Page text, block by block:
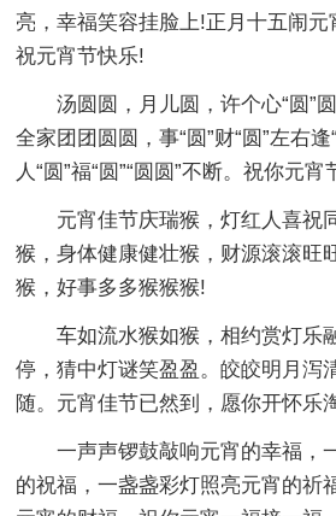
亮，幸福笑容挂脸上!正月十五闹
祝元宵节快乐!
汤圆圆，月儿圆，许个心“圆”
全家团团圆圆，事“圆”财“圆”左右逢“
人“圆”福“圆”“圆圆”不断。祝你元宵
元宵佳节庆瑞猴，灯红人喜祝
猴，身体健康健壮猴，财源滚滚旺
猴，好事多多猴猴猴!
车如流水猴如猴，相约赏灯乐
停，猜中灯谜笑盈盈。皎皎明月泻
随。元宵佳节已然到，愿你开怀乐
一声声锣鼓敲响元宵的幸福，
的祝福，一盏盏彩灯照亮元宵的祈